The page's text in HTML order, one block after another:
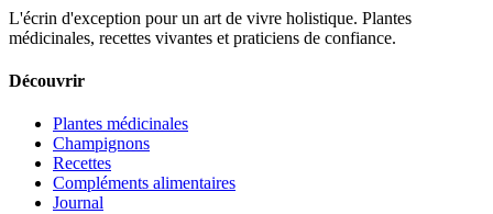
L'écrin d'exception pour un art de vivre holistique. Plantes
médicinales, recettes vivantes et praticiens de confiance.
Découvrir
Plantes médicinales
Champignons
Recettes
Compléments alimentaires
Journal